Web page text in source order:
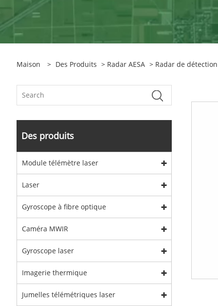
Maison > Des Produits > Radar AESA > Radar de
Des produits
Module télémètre laser
Laser
Gyroscope à fibre optique
Caméra MWIR
Gyroscope laser
Imagerie thermique
Jumelles télémétriques laser